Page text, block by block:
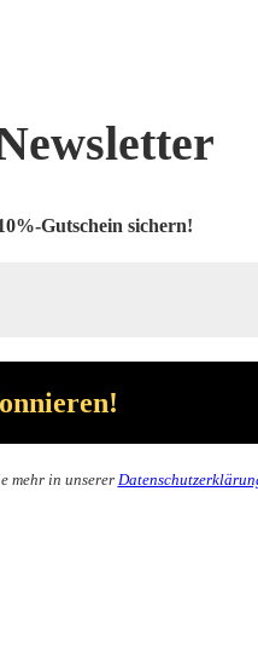
Gutschein sichern!
mehr in unserer